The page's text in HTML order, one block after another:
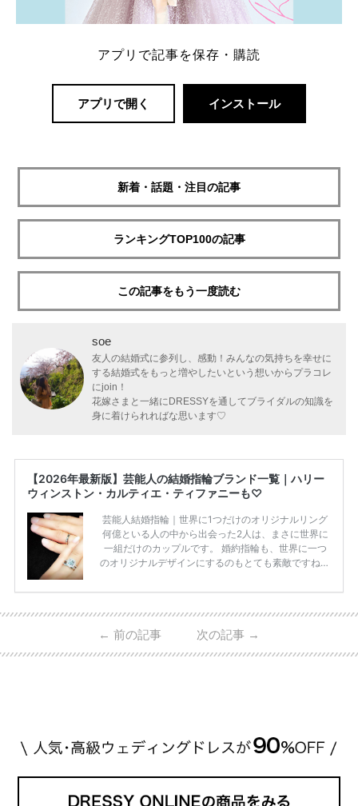
アプリで記事を保存・購読
アプリで開く インストール
新着・話題・注目の記事
ランキングTOP100の記事
この記事をもう一度読む
soe
友人の結婚式に参列し、感動！みんなの気持ちを幸せに
する結婚式をもっと増やしたいという想いからプラコレ
にjoin！
花嫁さまと一緒にDRESSYを通してブライダルの知識を
身に着けられればな思います♡
【2026年最新版】芸能人の結婚指輪ブランド一覧｜ハリー
ウィンストン・カルティエ・ティファニーも♡
芸能人結婚指輪｜世界に1つだけのオリジナルリング
何億といる人の中から出会った2人は、まさに世界に
一組だけのカップルです。 婚約指輪も、世界に一つ
のオリジナルデザインにするのもとても素敵ですね♡
のを形にするのも想い出になります。 上戸彩さん・H
HPより引用 2011年9月に結婚した女優の上戸彩さん
とEXILEのHIROさん。 上戸さんに贈った婚約指輪
← 前の記事 次の記事 →